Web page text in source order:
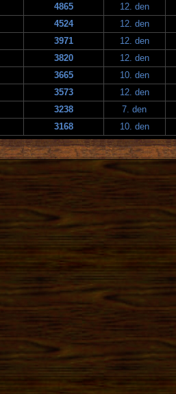
4865
12. den
4524
12. den
3971
12. den
3820
12. den
3665
10. den
3573
12. den
3238
7. den
3168 10. den